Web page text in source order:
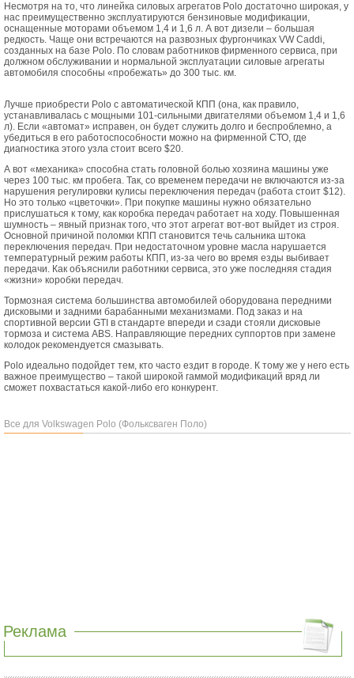
Несмотря на то, что линейка силовых агрегатов Polo достаточно широкая, у
нас преимущественно эксплуатируются бензиновые модификации,
оснащенные моторами объемом 1,4 и 1,6 л. А вот дизели – большая
редкость. Чаще они встречаются на развозных фургончиках VW Caddi,
созданных на базе Polo. По словам работников фирменного сервиса, при
должном обслуживании и нормальной эксплуатации силовые агрегаты
автомобиля способны «пробежать» до 300 тыс. км.
Лучше приобрести Polo с автоматической КПП (она, как правило,
устанавливалась с мощными 101-сильными двигателями объемом 1,4 и 1,6
л). Если «автомат» исправен, он будет служить долго и беспроблемно, а
убедиться в его работоспособности можно на фирменной СТО, где
диагностика этого узла стоит всего $20.
А вот «механика» способна стать головной болью хозяина машины уже
через 100 тыс. км пробега. Так, со временем передачи не включаются из-за
нарушения регулировки кулисы переключения передач (работа стоит $12).
Но это только «цветочки». При покупке машины нужно обязательно
прислушаться к тому, как коробка передач работает на ходу. Повышенная
шумность – явный признак того, что этот агрегат вот-вот выйдет из строя.
Основной причиной поломки КПП становится течь сальника штока
переключения передач. При недостаточном уровне масла нарушается
температурный режим работы КПП, из-за чего во время езды выбивает
передачи. Как объяснили работники сервиса, это уже последняя стадия
«жизни» коробки передач.
Тормозная система большинства автомобилей оборудована передними
дисковыми и задними барабанными механизмами. Под заказ и на
спортивной версии GTI в стандарте впереди и сзади стояли дисковые
тормоза и система ABS. Направляющие передних суппортов при замене
колодок рекомендуется смазывать.
Polo идеально подойдет тем, кто часто ездит в городе. К тому же у него есть
важное преимущество – такой широкой гаммой модификаций вряд ли
сможет похвастаться какой-либо его конкурент.
Все для Volkswagen Polo (Фольксваген Поло)
Реклама